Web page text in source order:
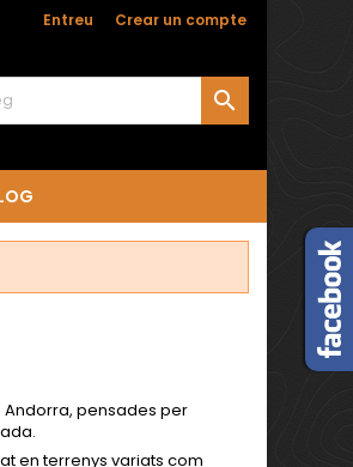
Entreu Crear un compte

Andorra, pensades per
en terrenys variats com